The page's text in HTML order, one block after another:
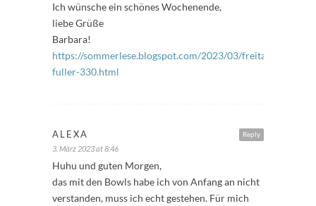
Ich wünsche ein schönes Wochenende,
liebe Grüße
Barbara!
https://sommerlese.blogspot.com/2023/03/freitags-
fuller-330.html
Reply
ALEXA
3. März 2023 at 8:46
Huhu und guten Morgen,
das mit den Bowls habe ich von Anfang an nicht
verstanden, muss ich echt gestehen. Für mich